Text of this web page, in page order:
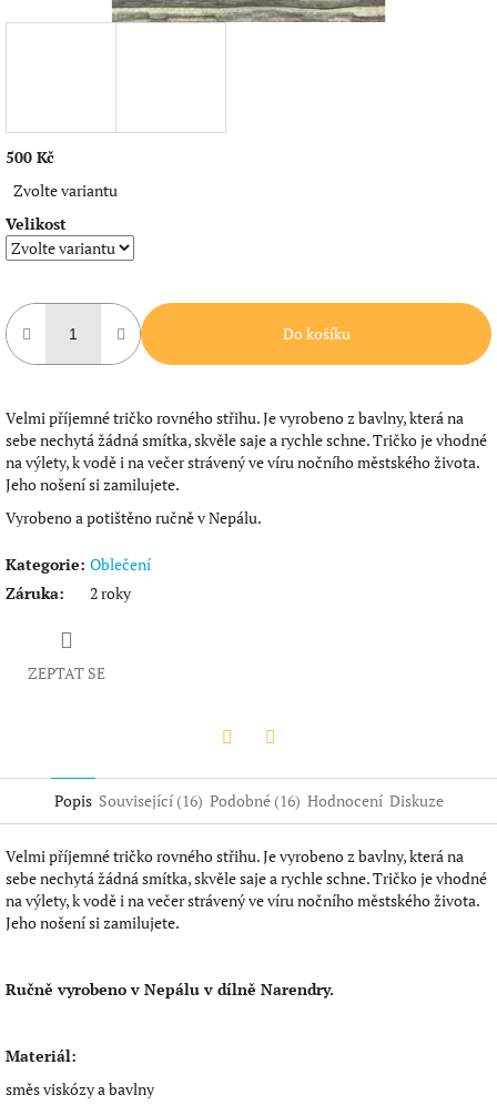
500 Kč
cena:
Zvolte variantu
Velikost
Do košíku
Velmi příjemné tričko rovného střihu. Je vyrobeno z bavlny, která na
sebe nechytá žádná smítka, skvěle saje a rychle schne. Tričko je vhodné
na výlety, k vodě i na večer strávený ve víru nočního městského života.
Jeho nošení si zamilujete.
Vyrobeno a potištěno ručně v Nepálu.
Kategorie: Oblečení
Záruka: 2 roky
ZEPTAT SE
Popis Související (16) Podobné (16) Hodnocení Diskuze
Velmi příjemné tričko rovného střihu. Je vyrobeno z bavlny, která na
sebe nechytá žádná smítka, skvěle saje a rychle schne. Tričko je vhodné
na výlety, k vodě i na večer strávený ve víru nočního městského života.
Jeho nošení si zamilujete.
Ručně vyrobeno v Nepálu v dílně Narendry.
Materiál:
směs viskózy a bavlny